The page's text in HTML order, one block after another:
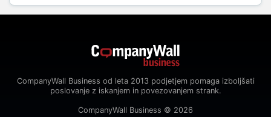
CompanyWall Business od leta 2013 podjetjem pomaga izboljšati
poslovanje z iskanjem in povezovanjem strank.
CompanyWall Business © 2026